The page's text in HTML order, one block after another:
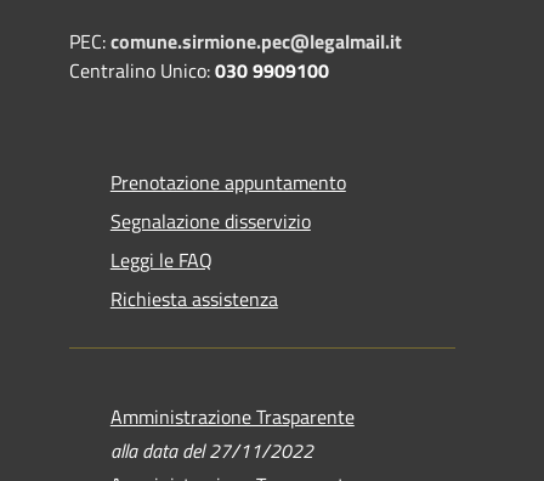
PEC:comune.sirmione.pec@legalmail.it
Centralino Unico:030 9909100
Prenotazione appuntamento
Segnalazione disservizio
Leggi le FAQ
Richiesta assistenza
Amministrazione Trasparente
alla data del 27/11/2022